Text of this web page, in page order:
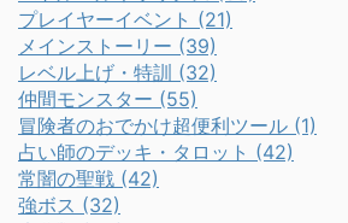
プレイヤーイベント (21)
メインストーリー (39)
レベル上げ・特訓 (32)
仲間モンスター (55)
冒険者のおでかけ超便利ツール (1)
占い師のデッキ・タロット (42)
常闇の聖戦 (42)
強ボス (32)